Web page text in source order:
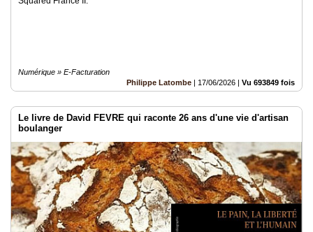
Numérique » E-Facturation
Philippe Latombe | 17/06/2026 | Vu 693849 fois
Le livre de David FEVRE qui raconte 26 ans d'une vie d'artisan
boulanger